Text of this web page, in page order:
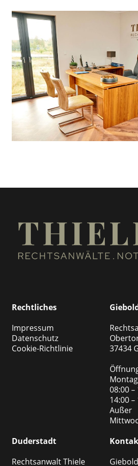
Rechtliches
Impressum
Datenschutz
Cookie-Richtlinie
37434
08:00
14:00
Außer
Duderstadt
Rechtsanwalt Thiele